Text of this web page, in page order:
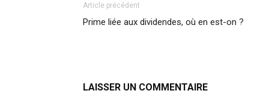
Article précédent
Prime liée aux dividendes, où en est-on ?
LAISSER UN COMMENTAIRE